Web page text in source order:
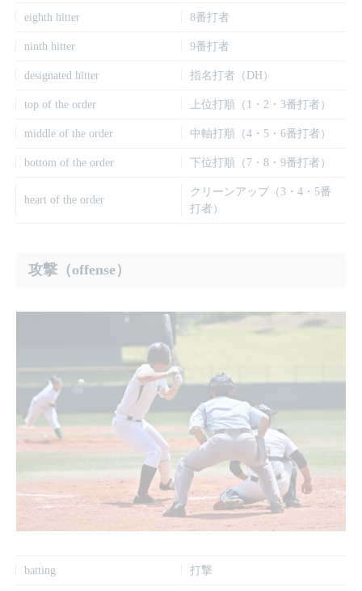
eighth hitter 8番打者
ninth hitter 9番打者
designated hitter 指名打者（DH）
top of the order 上位打順（1・2・3番打者）
middle of the order 中軸打順（4・5・6番打者）
bottom of the order 下位打順（7・8・9番打者）
heart of the order
クリーンアップ（3・4・5番
打者）
攻撃（offense）
batting 打撃